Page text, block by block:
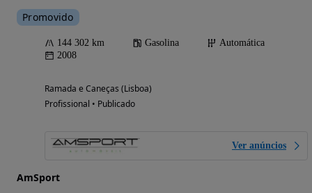
Promovido
144 302 km Gasolina
Automática
2008
Ramada e Caneças (Lisboa)
Profissional • Publicado
Ver anúncios
AmSport